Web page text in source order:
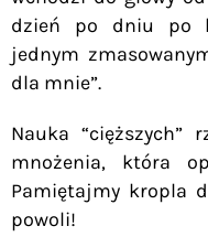
dzień po dniu po
jednym
dla mnie”.
Nauka
mnożenia, która
Pamiętajmy kropla
powoli!